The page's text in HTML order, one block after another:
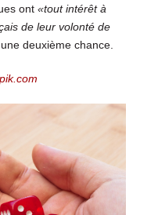
ont «tout intérêt à
de leur volonté de
deuxième chance.